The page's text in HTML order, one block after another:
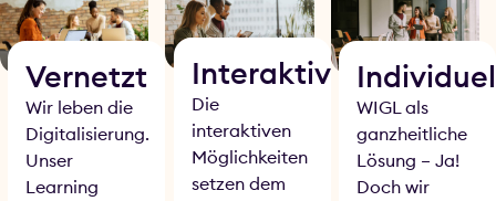
Vernetzt
Wir leben die
Digitalisierung.
Unser
Learning
Interaktiv
Die
interaktiven
Möglichkeiten
setzen dem
WIGL als
ganzheitliche
Lösung – Ja!
Doch wir